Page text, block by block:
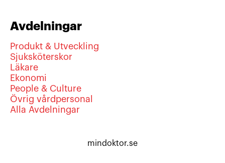
Avdelningar
Produkt & Utveckling
Sjuksköterskor
Läkare
Ekonomi
People & Culture
Övrig vårdpersonal
Alla Avdelningar
mindoktor.se